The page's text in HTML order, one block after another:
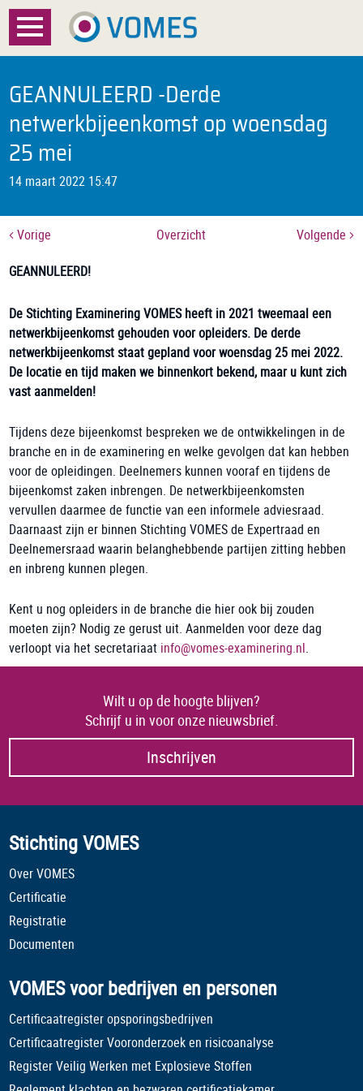
Menu
Over VOMES
Certificatie
Documenten
Nieuws
FAQ
Contact
GEANNULEERD -Derde
netwerkbijeenkomst op woensdag
25 mei
14 maart 2022 15:47
Vorige Overzicht Volgende
GEANNULEERD!
De Stichting Examinering VOMES heeft in 2021 tweemaal een
netwerkbijeenkomst gehouden voor opleiders. De derde
netwerkbijeenkomst staat gepland voor woensdag 25 mei 2022.
De locatie en tijd maken we binnenkort bekend, maar u kunt zich
vast aanmelden!
Tijdens deze bijeenkomst bespreken we de ontwikkelingen in de
branche en in de examinering en welke gevolgen dat kan hebben
voor de opleidingen. Deelnemers kunnen vooraf en tijdens de
bijeenkomst zaken inbrengen. De netwerkbijeenkomsten
vervullen daarmee de functie van een informele adviesraad.
Daarnaast zijn er binnen Stichting VOMES de Expertraad en
Deelnemersraad waarin belanghebbende partijen zitting hebben
en inbreng kunnen plegen.
Kent u nog opleiders in de branche die hier ook bij zouden
moeten zijn? Nodig ze gerust uit. Aanmelden voor deze dag
verloopt via het secretariaat info@vomes-examinering.nl.
Wilt u op de hoogte blijven?
Schrijf u in voor onze nieuwsbrief.
Inschrijven
Stichting VOMES
Over VOMES
Certificatie
Registratie
Documenten
VOMES voor bedrijven en personen
Certificaatregister opsporingsbedrijven
Certificaatregister Vooronderzoek en risicoanalyse
Register Veilig Werken met Explosieve Stoffen